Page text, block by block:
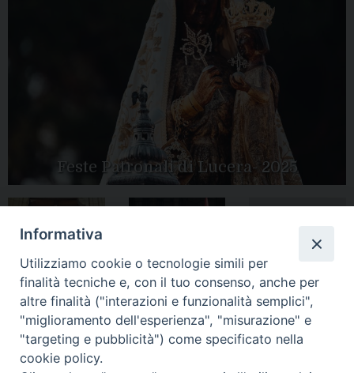
Feste Patronali di Lucera- 2025
Apertura Anno
Giubilare 2025
Mariae in Diocesi
Tutte le gallery
CONTATTI:
Informativa
Utilizziamo cookie o tecnologie simili per
finalità tecniche e, con il tuo consenso, anche per
altre finalità ("interazioni e funzionalità semplici",
"miglioramento dell'esperienza", "misurazione" e
"targeting e pubblicità") come specificato nella
cookie policy.